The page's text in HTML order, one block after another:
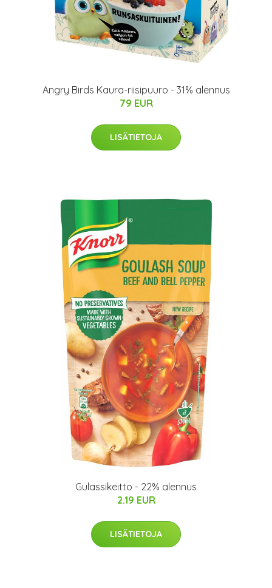
Angry Birds Kaura-riisipuuro - 31% alennus
79 EUR
LISÄTIETOJA
Gulassikeitto - 22% alennus
2.19 EUR
LISÄTIETOJA